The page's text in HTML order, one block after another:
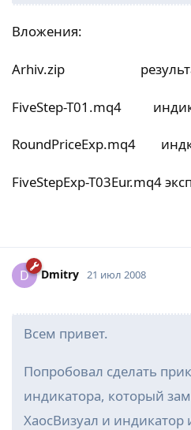
Вложения:
Arhiv.zip результаты
FiveStep-T01.mq4
RoundPriceExp.mq4
FiveStepExp-T03Eur.mq4
D Dmitry 21 июл 2008
Всем привет.
Попробовал сделать
индикатора, который
ХаосВизуал и индикатор